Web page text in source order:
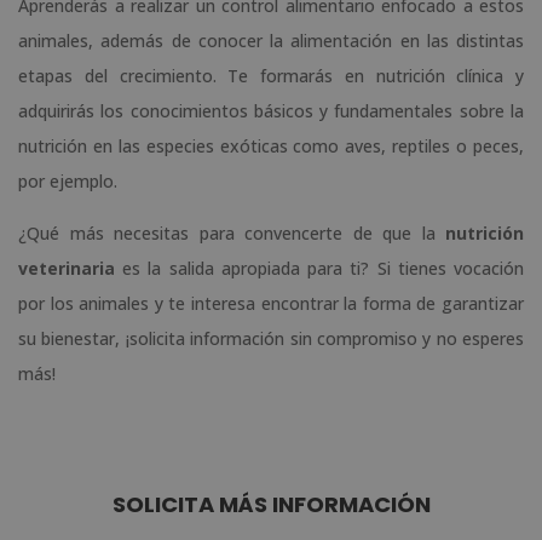
Aprenderás a realizar un control alimentario enfocado a estos
animales, además de conocer la alimentación en las distintas
etapas del crecimiento. Te formarás en nutrición clínica y
adquirirás los conocimientos básicos y fundamentales sobre la
nutrición en las especies exóticas como aves, reptiles o peces,
por ejemplo.
¿Qué más necesitas para convencerte de que la nutrición
veterinaria es la salida apropiada para ti? Si tienes vocación
por los animales y te interesa encontrar la forma de garantizar
su bienestar, ¡solicita información sin compromiso y no esperes
más!
SOLICITA MÁS INFORMACIÓN